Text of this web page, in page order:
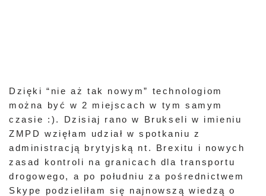
Dzięki “nie aż tak nowym” technologiom
można być w 2 miejscach w tym samym
czasie :). Dzisiaj rano w Brukseli w imieniu
ZMPD wzięłam udział w spotkaniu z
administracją brytyjską nt. Brexitu i nowych
zasad kontroli na granicach dla transportu
drogowego, a po południu za pośrednictwem
Skype podzieliłam się najnowszą wiedzą o